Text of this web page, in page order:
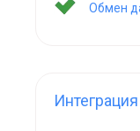
Обмен